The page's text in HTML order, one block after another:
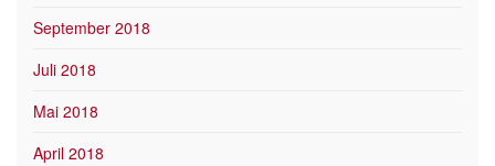
September 2018
Juli 2018
Mai 2018
April 2018